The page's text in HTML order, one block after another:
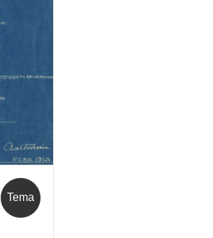
Tema